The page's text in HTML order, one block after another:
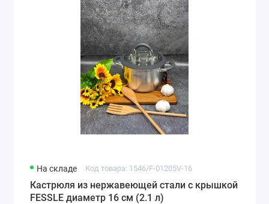
На складе Код товара: 1546/F-01205V-16
Кастрюля из нержавеющей стали с крышкой
FESSLE диаметр 16 см (2.1 л)